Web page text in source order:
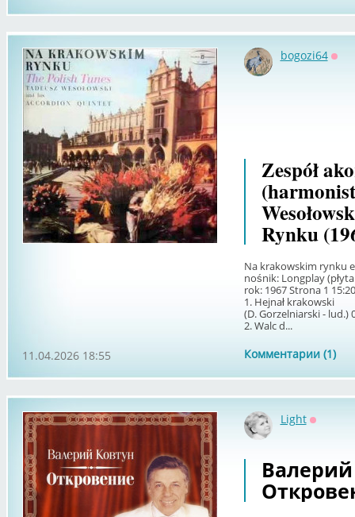
bogozi64
Zespół
Rynku
Na krakowskim rynku
nośnik: Longplay
rok: 1967 Strona 1 15:20
1. Hejnał krakowski
(D. Gorzelniarski - lud.)
2. Walc d...
Комментарии (1)
11.04.2026 18:55
Light